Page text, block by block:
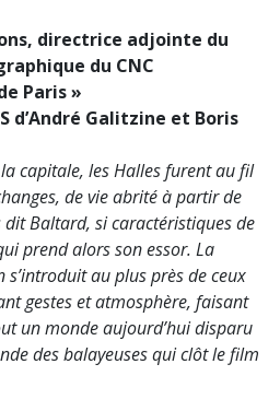
directrice adjointe du
du CNC
Paris »
d’André Galitzine et Boris
capitale, les Halles furent au fil
de vie abrité à partir de
Baltard, si caractéristiques de
prend alors son essor. La
au plus près de ceux
gestes et atmosphère, faisant
un monde aujourd’hui disparu
des balayeuses qui clôt le film